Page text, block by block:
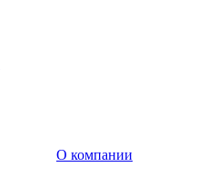
О компании